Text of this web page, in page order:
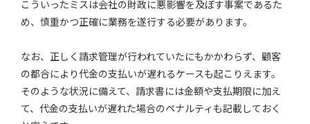
こういったミスは会社の財政に悪影響を及ぼす事案であるた
め、慎重かつ正確に業務を遂行する必要があります。
なお、正しく請求管理が行われていたにもかかわらず、顧客
の都合により代金の支払いが遅れるケースも起こりえます。
そのような状況に備えて、請求書には金額や支払期限に加え
て、代金の支払いが遅れた場合のペナルティも記載しておく